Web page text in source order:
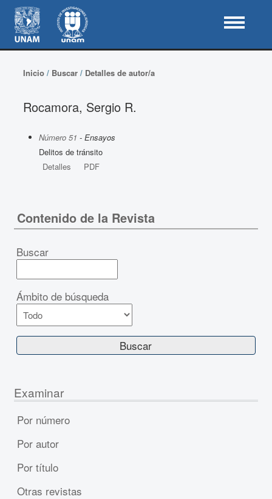
Inicio/ Buscar/ Detalles de autor/a
Rocamora, Sergio R.
Número 51 - Ensayos
Delitos de tránsito
Detalles
PDF
Contenido de la Revista
Buscar
Ámbito de búsqueda
Examinar
Por número
Por autor
Por título
Otras revistas